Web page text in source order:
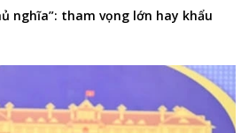
nghĩa”: tham vọng lớn hay khẩu